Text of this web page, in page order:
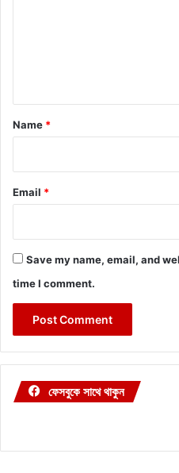
*
Name *
Email *
Save my name, email, and
time I comment.
ফেসবুকে সাথে থাকুন